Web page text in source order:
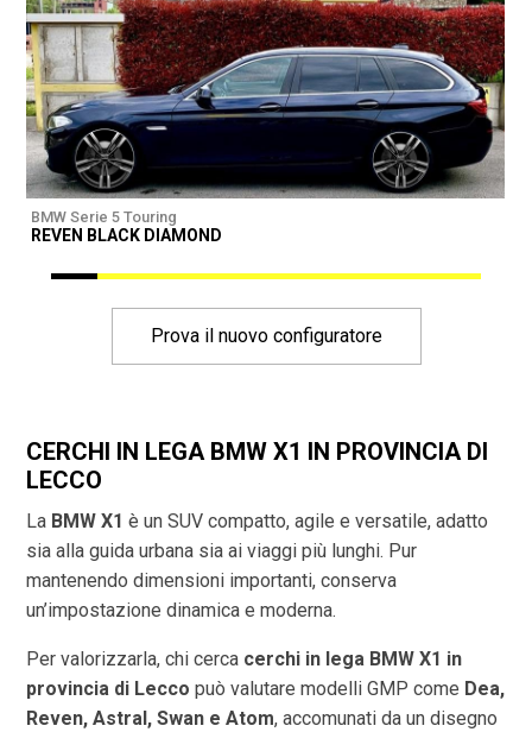
BMW Serie 5 Touring
REVEN BLACK DIAMOND
Prova il nuovo configuratore
CERCHI IN LEGA BMW X1 IN PROVINCIA DI
LECCO
La BMW X1 è un SUV compatto, agile e versatile, adatto
sia alla guida urbana sia ai viaggi più lunghi. Pur
mantenendo dimensioni importanti, conserva
un’impostazione dinamica e moderna.
Per valorizzarla, chi cerca cerchi in lega BMW X1 in
provincia di Lecco può valutare modelli GMP come Dea,
Reven, Astral, Swan e Atom, accomunati da un disegno